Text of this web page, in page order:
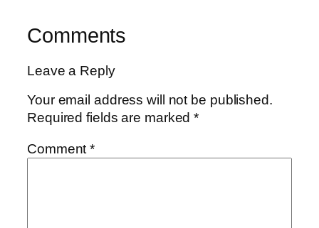
Comments
Leave a Reply
Your email address will not be published.
Required fields are marked*
Comment*